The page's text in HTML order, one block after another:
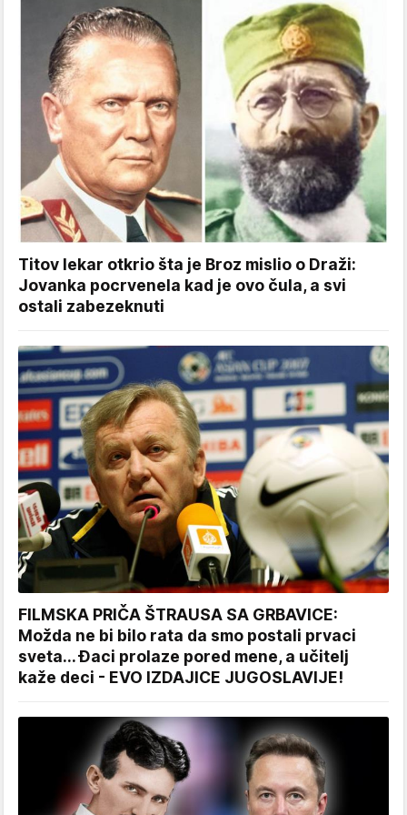
Titov lekar otkrio šta je Broz mislio o Draži:
Jovanka pocrvenela kad je ovo čula, a svi
ostali zabezeknuti
FILMSKA PRIČA ŠTRAUSA SA GRBAVICE:
Možda ne bi bilo rata da smo postali prvaci
sveta... Đaci prolaze pored mene, a učitelj
kaže deci - EVO IZDAJICE JUGOSLAVIJE!